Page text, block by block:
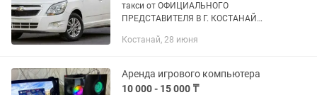
такси от ОФИЦИАЛЬНОГО
ПРЕДСТАВИТЕЛЯ В Г. КОСТАНАЙ
НАС? - У нас самые низкие цены по
Машины проходят...
Костанай, 28 июня
Аренда игрового компьютера
10 000 - 15 000 ₸